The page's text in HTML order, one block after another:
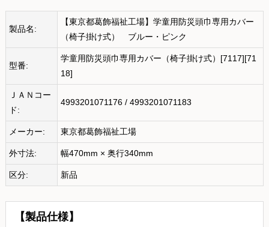
製品名:
【東京都葛飾福祉工場】学童用防災頭巾専用カバー
（椅子掛け式） ブルー・ピンク
型番:
学童用防災頭巾専用カバー（椅子掛け式）[7117][71
18]
ＪＡＮコー
ド:
4993201071176 / 4993201071183
メーカー: 東京都葛飾福祉工場
外寸法: 幅470mm × 奥行340mm
区分: 新品
【製品仕様】